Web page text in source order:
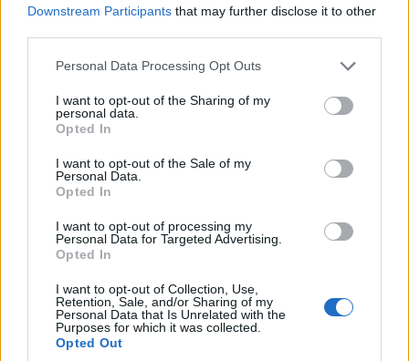
Downstream Participants that may further disclose it to other
Please note that this website/app uses one or more Google
not limited to your visit or usage behaviour. You may click to
grant or deny consent to Google and its third-party tags to
use your data for below specified purposes in below Google
consent section.
Personal Data Processing Opt Outs
I want to opt-out of the Sharing of my
personal data.
Opted In
I want to opt-out of the Sale of my
Personal Data.
Opted In
I want to opt-out of processing my
Personal Data for Targeted Advertising.
Opted In
I want to opt-out of Collection, Use,
Retention, Sale, and/or Sharing of my
Personal Data that Is Unrelated with the
Purposes for which it was collected.
Opted Out
blanc-rouge. Cependant, si vous avez moins de 30 ans,
vous devez gagner au moins 2 610 EUR (2 890 USD) par
mois (brut) et si vous avez plus de 30 ans, vous devez
Frais de demande de visa de travail
autrichien
autrichienne rouge-blanc-rouge (visa de permis de
travail), il en coûte 120 EUR (132 USD). Vous devrez
également payer pour l’octroi et la personnalisation de la
carte. Il y a des frais supplémentaires si vous postulez en
tant que travailleur hautement qualifié. Voir tous les coûts